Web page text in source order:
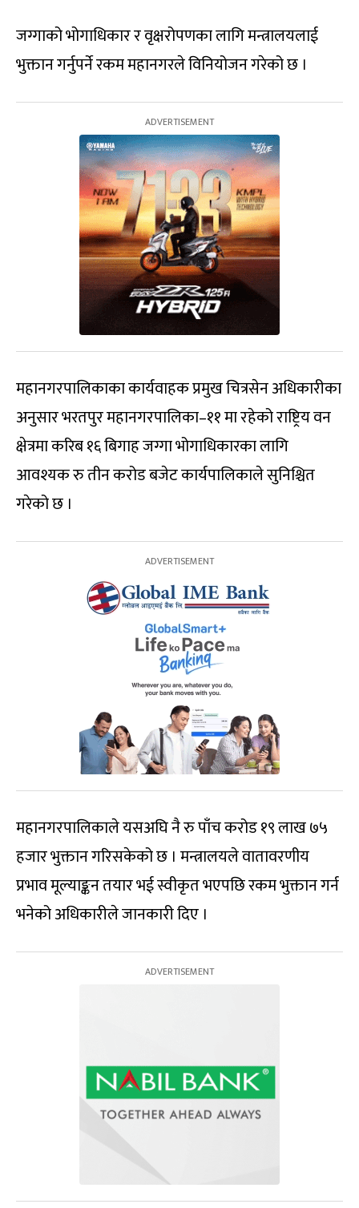
जग्गाको भोगाधिकार र वृक्षरोपणका लागि मन्त्रालयलाई
भुक्तान गर्नुपर्ने रकम महानगरले विनियोजन गरेको छ ।
महानगरपालिकाका कार्यवाहक प्रमुख चित्रसेन अधिकारीका
अनुसार भरतपुर महानगरपालिका–११ मा रहेको राष्ट्रिय वन
क्षेत्रमा करिब १६ बिगाह जग्गा भोगाधिकारका लागि
आवश्यक रु तीन करोड बजेट कार्यपालिकाले सुनिश्चित
गरेको छ ।
महानगरपालिकाले यसअघि नै रु पाँच करोड १९ लाख ७५
हजार भुक्तान गरिसकेको छ । मन्त्रालयले वातावरणीय
प्रभाव मूल्याङ्कन तयार भई स्वीकृत भएपछि रकम भुक्तान गर्न
भनेको अधिकारीले जानकारी दिए ।